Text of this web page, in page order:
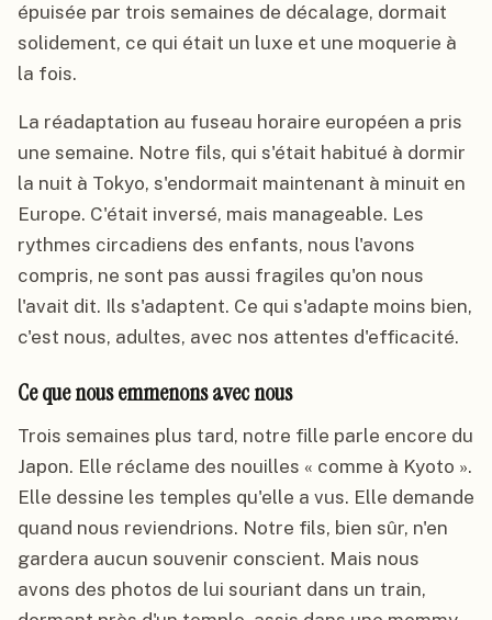
épuisée par trois semaines de décalage, dormait
solidement, ce qui était un luxe et une moquerie à
la fois.
La réadaptation au fuseau horaire européen a pris
une semaine. Notre fils, qui s'était habitué à dormir
la nuit à Tokyo, s'endormait maintenant à minuit en
Europe. C'était inversé, mais manageable. Les
rythmes circadiens des enfants, nous l'avons
compris, ne sont pas aussi fragiles qu'on nous
l'avait dit. Ils s'adaptent. Ce qui s'adapte moins bien,
c'est nous, adultes, avec nos attentes d'efficacité.
Ce que nous emmenons avec nous
Trois semaines plus tard, notre fille parle encore du
Japon. Elle réclame des nouilles « comme à Kyoto ».
Elle dessine les temples qu'elle a vus. Elle demande
quand nous reviendrions. Notre fils, bien sûr, n'en
gardera aucun souvenir conscient. Mais nous
avons des photos de lui souriant dans un train,